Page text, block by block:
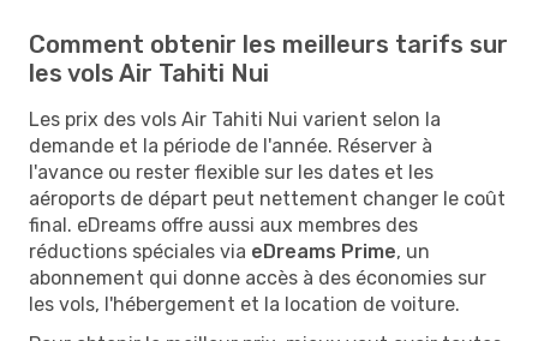
Comment obtenir les meilleurs tarifs sur
les vols Air Tahiti Nui
Les prix des vols Air Tahiti Nui varient selon la
demande et la période de l'année. Réserver à
l'avance ou rester flexible sur les dates et les
aéroports de départ peut nettement changer le coût
final. eDreams offre aussi aux membres des
réductions spéciales via eDreams Prime, un
abonnement qui donne accès à des économies sur
les vols, l'hébergement et la location de voiture.